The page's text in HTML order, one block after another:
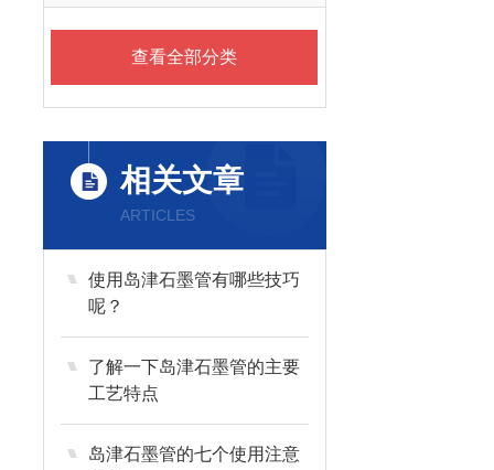
查看全部分类
相关文章
ARTICLES
使用岛津石墨管有哪些技巧
呢？
了解一下岛津石墨管的主要
工艺特点
岛津石墨管的七个使用注意